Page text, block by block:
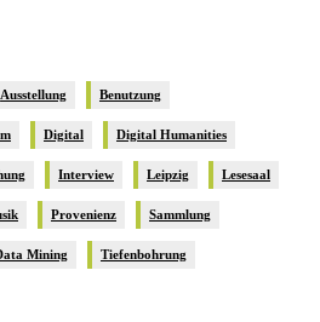
Ausstellung Benutzung
Digital Digital Humanities
Interview Leipzig Lesesaal
Provenienz Sammlung
Mining Tiefenbohrung